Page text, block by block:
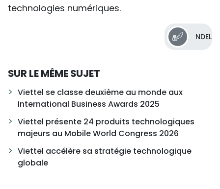
technologies numériques.
NDEL
SUR LE MÊME SUJET
Viettel se classe deuxième au monde aux
International Business Awards 2025
Viettel présente 24 produits technologiques
majeurs au Mobile World Congress 2026
Viettel accélère sa stratégie technologique
globale